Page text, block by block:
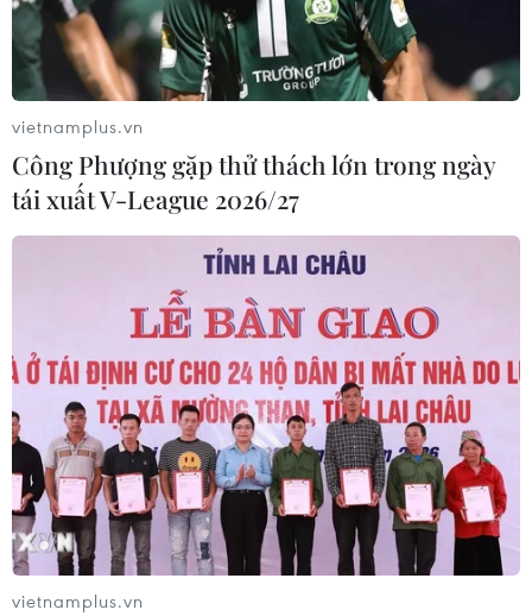
vietnamplus.vn
Công Phượng gặp thử thách lớn trong ngày
tái xuất V-League 2026/27
vietnamplus.vn